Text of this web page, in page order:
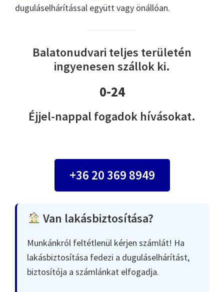
duguláselhárítással együtt vagy önállóan.
Balatonudvari teljes területén
ingyenesen szállok ki.
0-24
Éjjel-nappal fogadok hívásokat.
+36 20 369 8949
Van lakásbiztosítása?
Munkánkról feltétlenül kérjen számlát! Ha
lakásbiztosítása fedezi a duguláselhárítást,
biztosítója a számlánkat elfogadja.